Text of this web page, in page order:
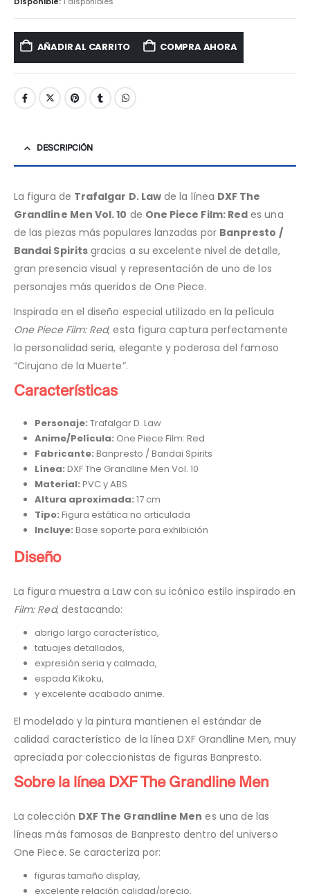
AÑADIR AL CARRITO COMPRA AHORA
DESCRIPCIÓN
La figura de Trafalgar D. Law de la línea DXF The
Grandline Men Vol. 10 de One Piece Film: Red es una
de las piezas más populares lanzadas por Banpresto /
Bandai Spiritsgracias a su excelente nivel de detalle,
gran presencia visual y representación de uno de los
personajes más queridos de One Piece.
Inspirada en el diseño especial utilizado en la película
One Piece Film: Red, esta figura captura perfectamente
la personalidad seria, elegante y poderosa del famoso
“Cirujano de la Muerte”.
Características
Personaje: Trafalgar D. Law
Anime/Película: One Piece Film: Red
Fabricante: Banpresto / Bandai Spirits
Línea: DXF The Grandline Men Vol. 10
Material: PVC y ABS
Altura aproximada: 17 cm
Tipo: Figura estática no articulada
Incluye: Base soporte para exhibición
Diseño
La figura muestra a Law con su icónico estilo inspirado en
Film: Red, destacando:
abrigo largo característico,
tatuajes detallados,
expresión seria y calmada,
espada Kikoku,
y excelente acabado anime.
El modelado y la pintura mantienen el estándar de
calidad característico de la línea DXF Grandline Men, muy
apreciada por coleccionistas de figuras Banpresto.
Sobre la línea DXF The Grandline Men
La colección DXF The Grandline Men es una de las
líneas más famosas de Banpresto dentro del universo
One Piece. Se caracteriza por:
figuras tamaño display,
excelente relación calidad/precio,